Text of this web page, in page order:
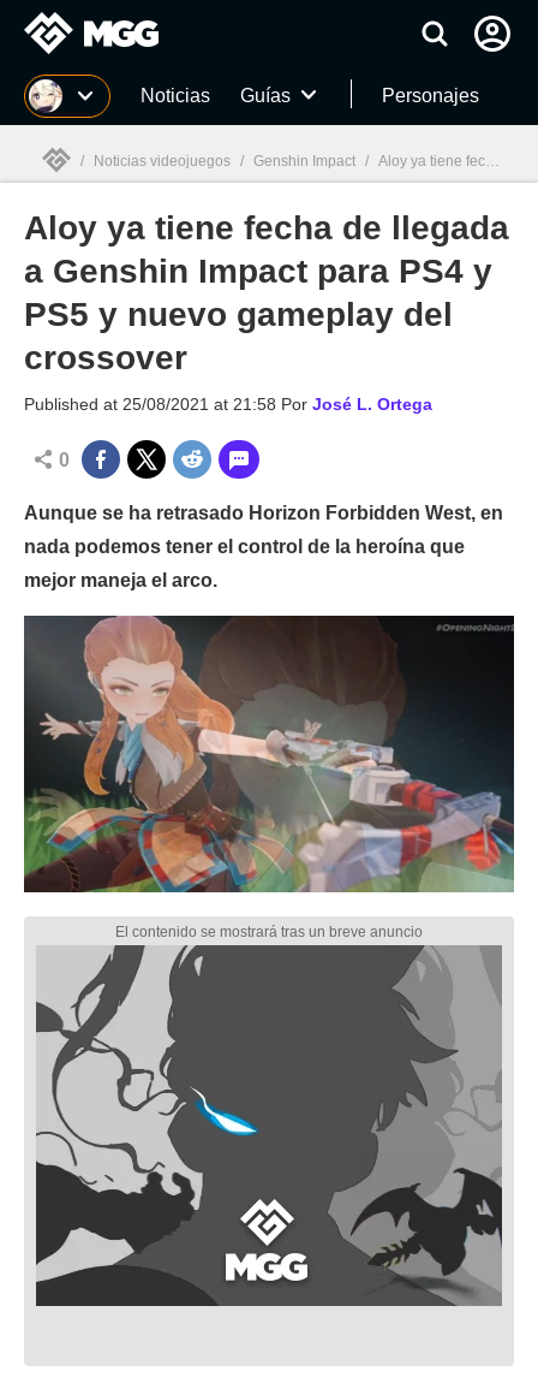
MGG Noticias Guías Personajes
MGG
/ Noticias videojuegos / Genshin Impact / Aloy ya tiene fecha de llegada a Genshin Impact para PS4 y PS5 y nuevo gameplay del crossover
Aloy ya tiene fecha de llegada
a Genshin Impact para PS4 y
PS5 y nuevo gameplay del
crossover
Published at 25/08/2021 at 21:58 Por José L. Ortega
0
Aunque se ha retrasado Horizon Forbidden West, en
nada podemos tener el control de la heroína que
mejor maneja el arco.